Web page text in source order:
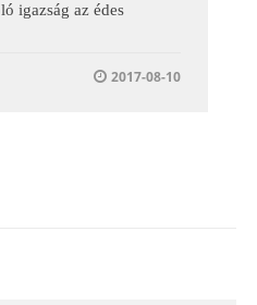
igazság az édes
2017-08-10